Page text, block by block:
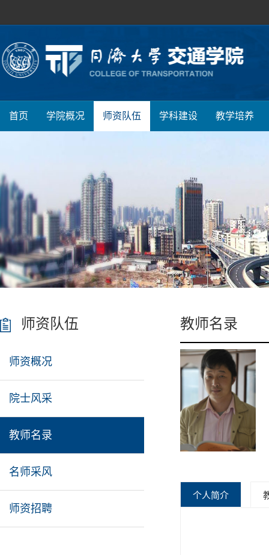
首页 学院概况 师资队伍 学科建设 教学培养
师资队伍
师资概况
院士风采
教师名录
名师采风
师资招聘
教师名录
个人简介